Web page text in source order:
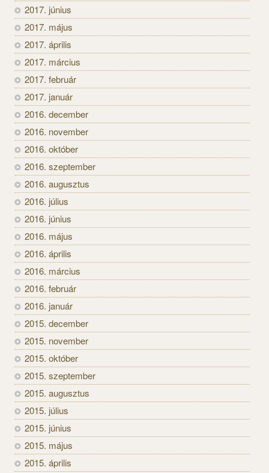
2017. június
2017. május
2017. április
2017. március
2017. február
2017. január
2016. december
2016. november
2016. október
2016. szeptember
2016. augusztus
2016. július
2016. június
2016. május
2016. április
2016. március
2016. február
2016. január
2015. december
2015. november
2015. október
2015. szeptember
2015. augusztus
2015. július
2015. június
2015. május
2015. április